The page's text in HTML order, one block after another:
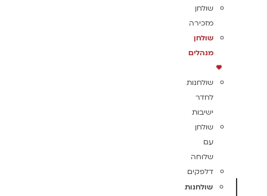
שולחן
מזכירה
שולחן
מנהלים
שולחנות
לחדר
ישיבות
שולחן
עם
שלוחה
דלפקים
שולחנות